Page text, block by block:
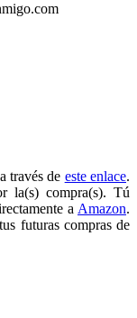
través de este enlace.
la(s) compra(s). Tú
a Amazon.
futuras compras de